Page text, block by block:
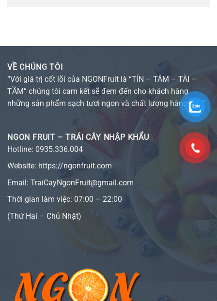
VỀ CHÚNG TÔI
“Với giá trị cốt lõi của NGONFruit là “TÍN – TÂM – TÀI –
TẦM” chúng tôi cam kết sẽ đem đến cho khách hàng
những sản phẩm sạch tươi ngon và chất lượng hàng đầu”
NGON FRUIT – TRÁI CÂY NHẬP KHẨU
Hotline: 0935.336.004
Website: https://ngonfruit.com
Email: TraiCayNgonFruit@gmail.com
Thời gian làm việc: 07:00 – 22:00
(Thứ Hai – Chủ Nhật)